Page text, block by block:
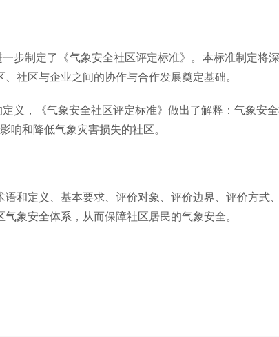
步制定了《气象安全社区评定标准》。本标准制定
社区与企业之间的协作与合作发展奠定基础。
义，《气象安全社区评定标准》做出了解释：气象安
响和降低气象灾害损失的社区。
和定义、基本要求、评价对象、评价边界、评价方式
象安全体系，从而保障社区居民的气象安全。